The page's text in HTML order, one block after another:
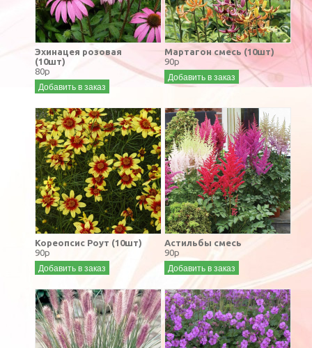
Эхинацея розовая
(10шт)
80р
Добавить в заказ
Мартагон смесь (10шт)
90р
Добавить в заказ
Кореопсис Роут (10шт)
90р
Добавить в заказ
Астильбы смесь
90р
Добавить в заказ